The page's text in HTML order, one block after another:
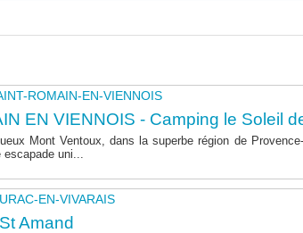
ROMAIN-EN-VIENNOIS
EN VIENNOIS - Camping le Soleil
Mont Ventoux, dans la superbe région de
uni...
EN-VIVARAIS
Amand